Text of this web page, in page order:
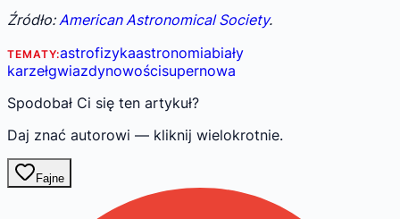
Źródło:American Astronomical Society.
TEMATY:astrofizykaastronomiabiały
karzełgwiazdynowościsupernowa
Spodobał Ci się ten artykuł?
Daj znać autorowi — kliknij wielokrotnie.
Fajne